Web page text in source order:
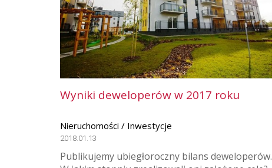
Wyniki deweloperów w 2017 roku
Nieruchomości / Inwestycje
2018.01.13
Publikujemy ubiegłoroczny bilans deweloperów.